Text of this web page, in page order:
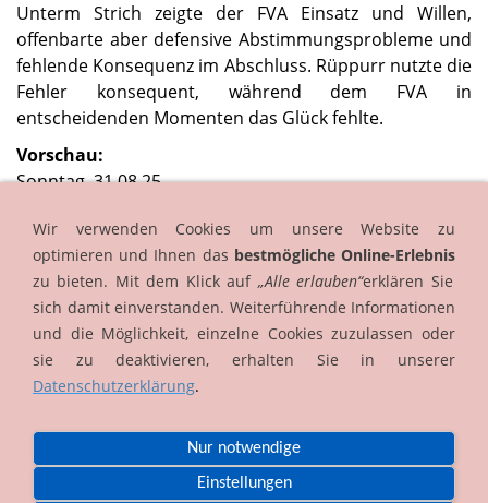
Unterm Strich zeigte der FVA Einsatz und Willen,
offenbarte aber defensive Abstimmungsprobleme und
fehlende Konsequenz im Abschluss. Rüppurr nutzte die
Fehler konsequent, während dem FVA in
entscheidenden Momenten das Glück fehlte.
Vorschau:
Sonntag, 31.08.25
Sonntag, 23.11.25
13:00 Uhr FVA 2 - SpG Burbach/Pfaffenrot 2
Datenschutz
Wir verwenden Cookies um unsere Website zu
optimieren und Ihnen das bestmögliche Online-Erlebnis
zu bieten. Mit dem Klick auf „Alle erlauben“erklären Sie
sich damit einverstanden. Weiterführende Informationen
und die Möglichkeit, einzelne Cookies zuzulassen oder
sie zu deaktivieren, erhalten Sie in unserer
Datenschutzerklärung.
Nur notwendige
Einstellungen